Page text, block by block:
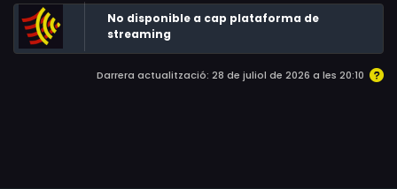
No disponible a cap plataforma de
streaming
Darrera actualització: 28 de juliol de 2026 a les 20:10